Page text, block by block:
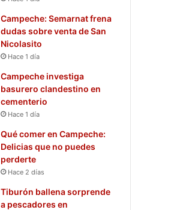
Campeche: Semarnat frena
dudas sobre venta de San
Nicolasito
Hace 1 día
Campeche investiga
basurero clandestino en
cementerio
Hace 1 día
Qué comer en Campeche:
Delicias que no puedes
perderte
Hace 2 días
Tiburón ballena sorprende
a pescadores en